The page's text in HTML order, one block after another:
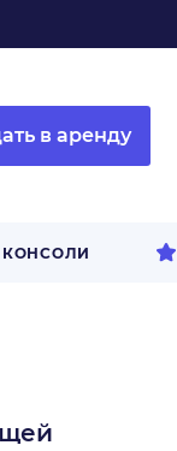
в аренду
КОНСОЛИ